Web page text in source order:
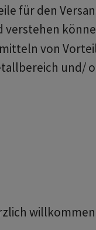
für den
verstehen
von
und/
willkommen